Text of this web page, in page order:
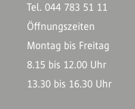
Tel. 044 783 51 11
Öffnungszeiten
Montag bis Freitag
8.15 bis 12.00 Uhr
13.30 bis 16.30 Uhr